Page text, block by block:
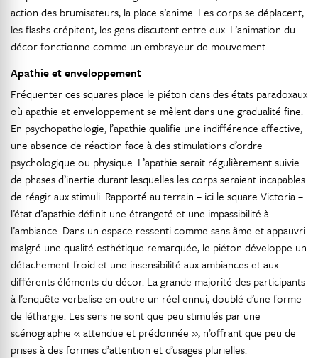
action des brumisateurs, la place s’anime. Les corps se déplacent,
les flashs crépitent, les gens discutent entre eux. L’animation du
décor fonctionne comme un embrayeur de mouvement.
Apathie et enveloppement
Fréquenter ces squares place le piéton dans des états paradoxaux
où apathie et enveloppement se mêlent dans une gradualité fine.
En psychopathologie, l’apathie qualifie une indifférence affective,
une absence de réaction face à des stimulations d’ordre
psychologique ou physique. L’apathie serait régulièrement suivie
de phases d’inertie durant lesquelles les corps seraient incapables
de réagir aux stimuli. Rapporté au terrain – ici le square Victoria –
l’état d’apathie définit une étrangeté et une impassibilité à
l’ambiance. Dans un espace ressenti comme sans âme et appauvri
malgré une qualité esthétique remarquée, le piéton développe un
détachement froid et une insensibilité aux ambiances et aux
différents éléments du décor. La grande majorité des participants
à l’enquête verbalise en outre un réel ennui, doublé d’une forme
de léthargie. Les sens ne sont que peu stimulés par une
scénographie « attendue et prédonnée », n’offrant que peu de
prises à des formes d’attention et d’usages plurielles.